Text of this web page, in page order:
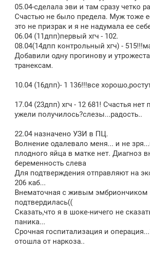
05.04-сделала эви и там сразу четко
Счастью не было предела. Муж тоже
это не призрак и я не надумала ее
06.04 (11дпп)первый хгч - 102.
08.04(14дпп контрольный хгч) -
Добавили одну прогинову и
транексам.
10.04 (16дпп)- 1 136!!!все
17.04 (23дпп) хгч - 12 681! Счастья нет
ужели получилось?слезы...радость..
22.04 назначено УЗИ в ПЦ.
Волнение одалевало меня... и не
плодного яйца в матке нет. Диагноз
беременность слева
Для подтверждения отправляют на
206 каб...
Внематочная с живым эмбриончиком
подтвердилась((
Сказать,что я в шоке-ничего не
паника...
Срочная госпитализация и
отошла от наркоза..